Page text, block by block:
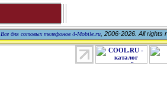
Все для сотовых телефонов 4-Mobile.ru, 2006-2026. All rights